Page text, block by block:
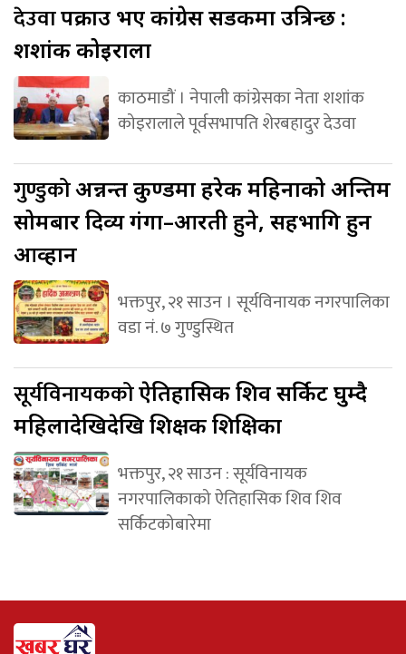
देउवापक्राउ भए कांग्रेस सडकमा उत्रिन्छ :
शशांक कोइराला
काठमाडौं । नेपाली कांग्रेसका नेता शशांक
कोइरालाले पूर्वसभापति शेरबहादुर देउवा
गुण्डुकोअन्नन्त कुण्डमा हरेक महिनाको अन्तिम
सोमबार दिव्य गंगा–आरती हुने, सहभागि हुन
आव्हान
भक्तपुर, २१ साउन । सूर्यविनायक नगरपालिका
वडा नं. ७ गुण्डुस्थित
सूर्यविनायककोऐतिहासिक शिव सर्किट घुम्दै
महिलादेखिदेखि शिक्षक शिक्षिका
भक्तपुर, २१ साउन : सूर्यविनायक
नगरपालिकाको ऐतिहासिक शिव शिव
सर्किटकोबारेमा